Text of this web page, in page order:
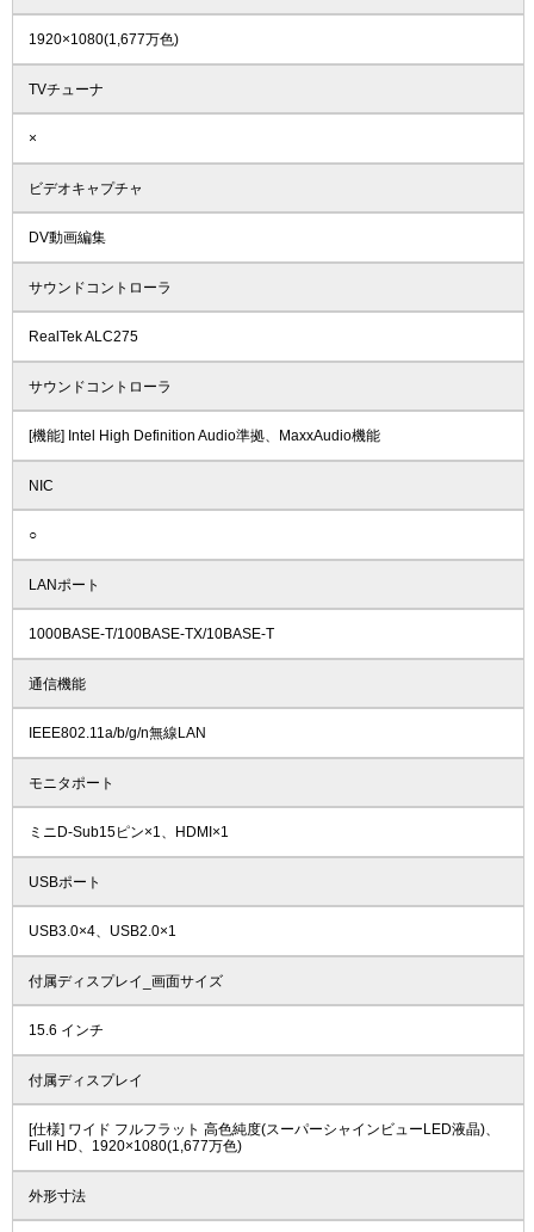
1920×1080(1,677万色)
TVチューナ
×
ビデオキャプチャ
DV動画編集
サウンドコントローラ
RealTek ALC275
サウンドコントローラ
[機能] Intel High Definition Audio準拠、MaxxAudio機能
NIC
○
LANポート
1000BASE-T/100BASE-TX/10BASE-T
通信機能
IEEE802.11a/b/g/n無線LAN
モニタポート
ミニD-Sub15ピン×1、HDMI×1
USBポート
USB3.0×4、USB2.0×1
付属ディスプレイ_画面サイズ
15.6 インチ
付属ディスプレイ
[仕様] ワイド フルフラット 高色純度(スーパーシャインビューLED液晶)、
Full HD、1920×1080(1,677万色)
外形寸法